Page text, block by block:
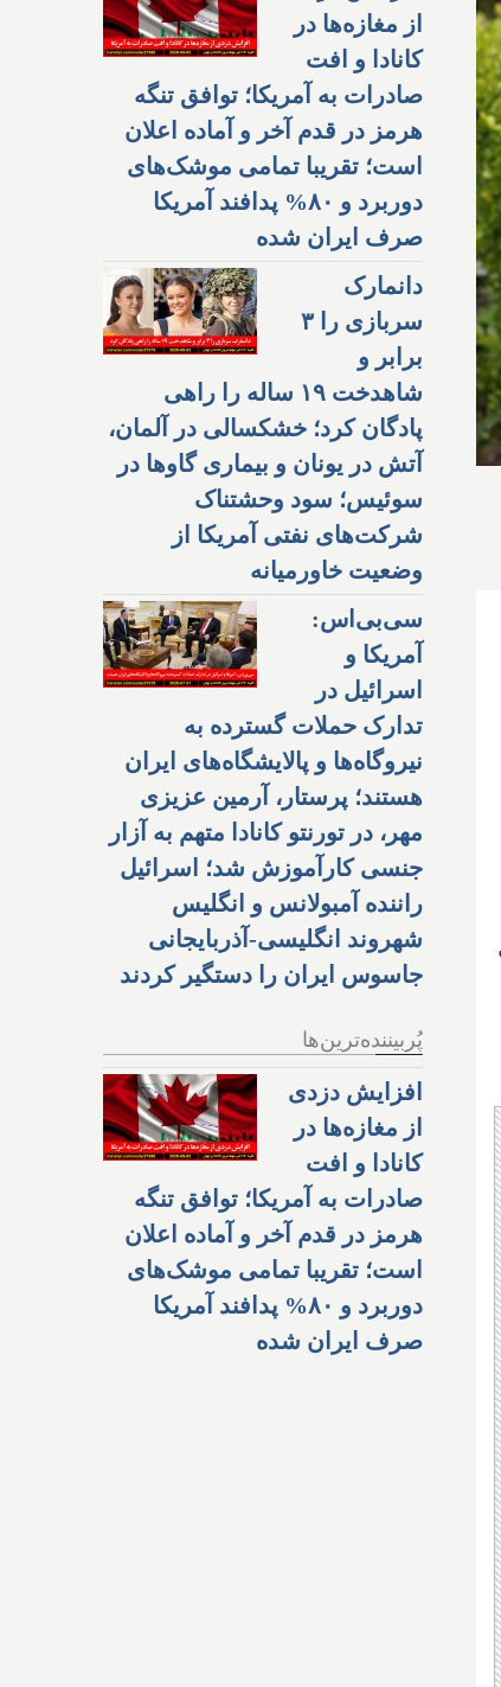
سال
از مغازه‌ها در
کانادا و افت
صادرات به آمریکا؛ توافق تنگه
هرمز در قدم آخر و آماده اعلان
است؛ تقریبا تمامی موشک‌های
دوربرد و ۸۰% پدافند آمریکا
صرف ایران شده
دانمارک
سربازی را ۳
برابر و
شاهدخت ۱۹ ساله را راهی
پادگان کرد؛ خشکسالی در آلمان،
آتش در یونان و بیماری گاوها در
سوئیس؛ سود وحشتناک
شرکت‌های نفتی آمریکا از
وضعیت خاورمیانه
سی‌بی‌اس:
آمریکا و
اسرائیل در
تدارک حملات گسترده به
نیروگاه‌ها و پالایشگاه‌های ایران
هستند؛ پرستار، آرمین عزیزی
مهر، در تورنتو کانادا متهم به آزار
جنسی کارآموزش شد؛ اسرائیل
راننده آمبولانس و انگلیس
شهروند انگلیسی-آذربایجانی
جاسوس ایران را دستگیر کردند
پُربیننده‌ترین‌ها
افزایش دزدی
از مغازه‌ها در
کانادا و افت
صادرات به آمریکا؛ توافق تنگه
هرمز در قدم آخر و آماده اعلان
است؛ تقریبا تمامی موشک‌های
دوربرد و ۸۰% پدافند آمریکا
صرف ایران شده